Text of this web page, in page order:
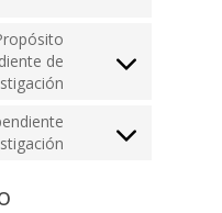
de
Consent
linkedin
Consent
Válvulas de
Válvulas de
Válvulas Automáticas
Actuadores
Válvulas de Seguridad
Contacto
Español
[weglot_switcher]